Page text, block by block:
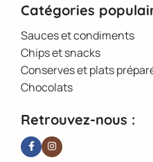
Catégories
Sauces et condiments
Chips et snacks
Conserves et plats
Chocolats
Retrouvez-nous :